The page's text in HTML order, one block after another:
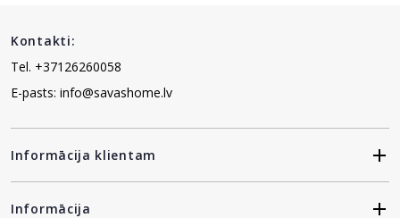
Kontakti:
Tel. +37126260058
E-pasts: info@savashome.lv
Informācija klientam
Informācija